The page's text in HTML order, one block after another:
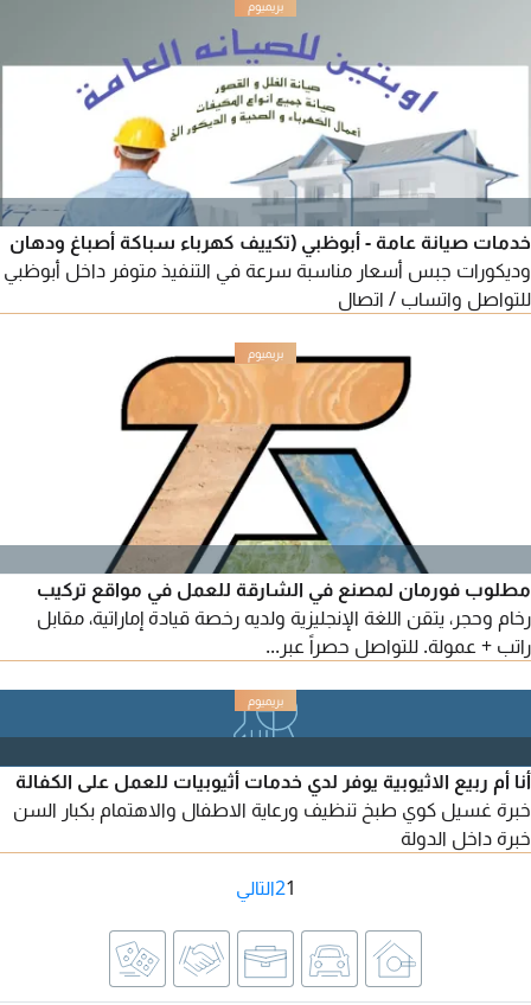
خدمات صيانة عامة - أبوظبي (تكييف كهرباء سباكة أصباغ ودهان
وديكورات جبس أسعار مناسبة سرعة في التنفيذ متوفر داخل أبوظبي
للتواصل واتساب / اتصال
مطلوب فورمان لمصنع في الشارقة للعمل في مواقع تركيب
رخام وحجر، يتقن اللغة الإنجليزية ولديه رخصة قيادة إماراتية، مقابل
راتب + عمولة. للتواصل حصراً عبر...
أنا أم ربيع الاثيوبية يوفر لدي خدمات أثيوبيات للعمل على الكفالة
خبرة غسيل كوي طبخ تنظيف ورعاية الاطفال والاهتمام بكبار السن
خبرة داخل الدولة
1
2التالي